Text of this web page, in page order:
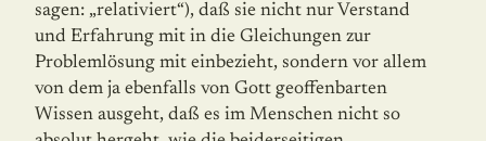
sagen: „relativiert“), daß sie nicht nur Verstand
und Erfahrung mit in die Gleichun­gen zur
Problemlösung mit einbezieht, sondern vor allem
von dem ja ebenfalls von Gott geoffenbarten
Wissen ausgeht, daß es im Menschen nicht so